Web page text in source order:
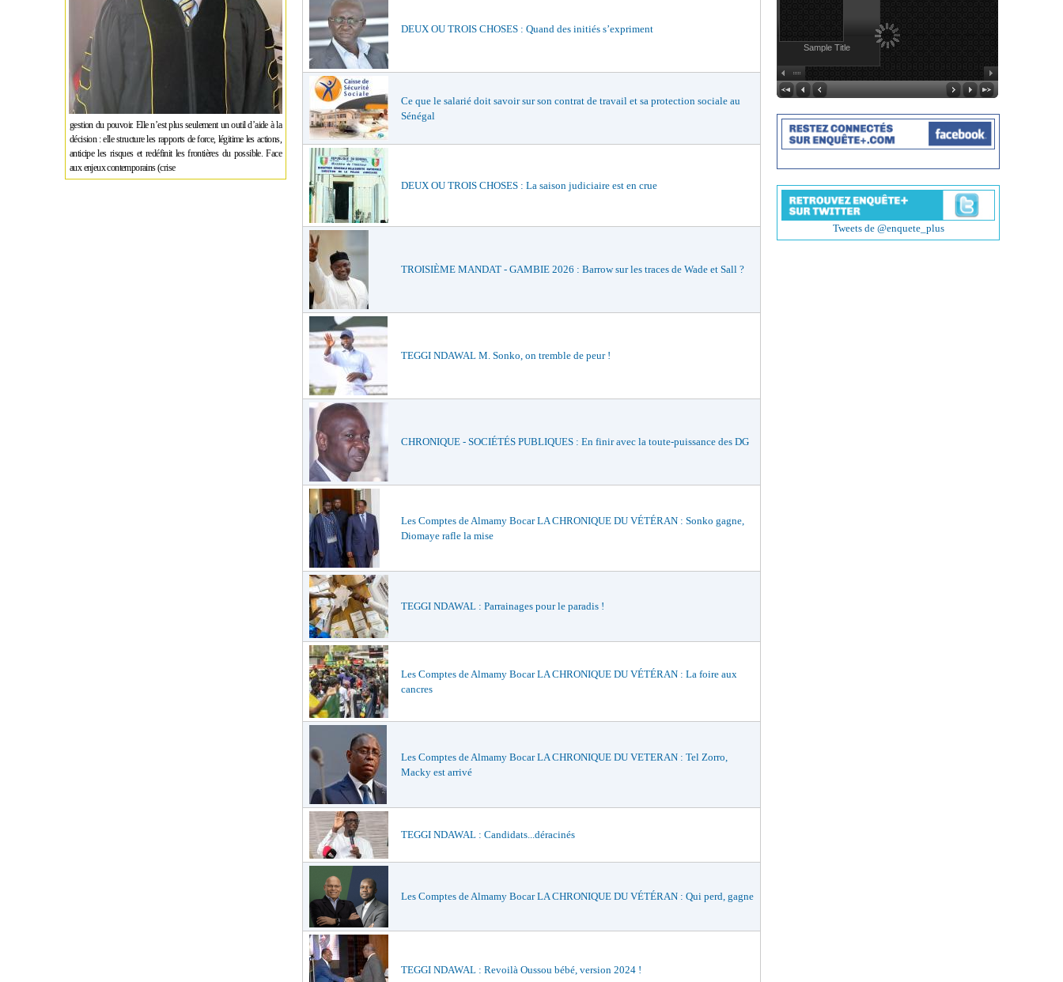
gestion du pouvoir. Elle n’est plus seulement un outil d’aide à la
décision : elle structure les rapports de force, légitime les actions,
anticipe les risques et redéfinit les frontières du possible. Face
aux enjeux contemporains (crise
DEUX OU TROIS CHOSES : Quand des initiés s’expriment
Ce que le salarié doit savoir sur son contrat de travail et sa protection sociale au
Sénégal
DEUX OU TROIS CHOSES : La saison judiciaire est en crue
TROISIÈME MANDAT - GAMBIE 2026 : Barrow sur les traces de Wade et Sall ?
TEGGI NDAWAL M. Sonko, on tremble de peur !
CHRONIQUE - SOCIÉTÉS PUBLIQUES : En finir avec la toute-puissance des DG
Les Comptes de Almamy Bocar LA CHRONIQUE DU VÉTÉRAN : Sonko gagne,
Diomaye rafle la mise
TEGGI NDAWAL : Parrainages pour le paradis !
Les Comptes de Almamy Bocar LA CHRONIQUE DU VÉTÉRAN : La foire aux
cancres
Les Comptes de Almamy Bocar LA CHRONIQUE DU VETERAN : Tel Zorro,
Macky est arrivé
TEGGI NDAWAL : Candidats...déracinés
Les Comptes de Almamy Bocar LA CHRONIQUE DU VÉTÉRAN : Qui perd, gagne
TEGGI NDAWAL : Revoilà Oussou bébé, version 2024 !
Sample Title
Tweets de @enquete_plus